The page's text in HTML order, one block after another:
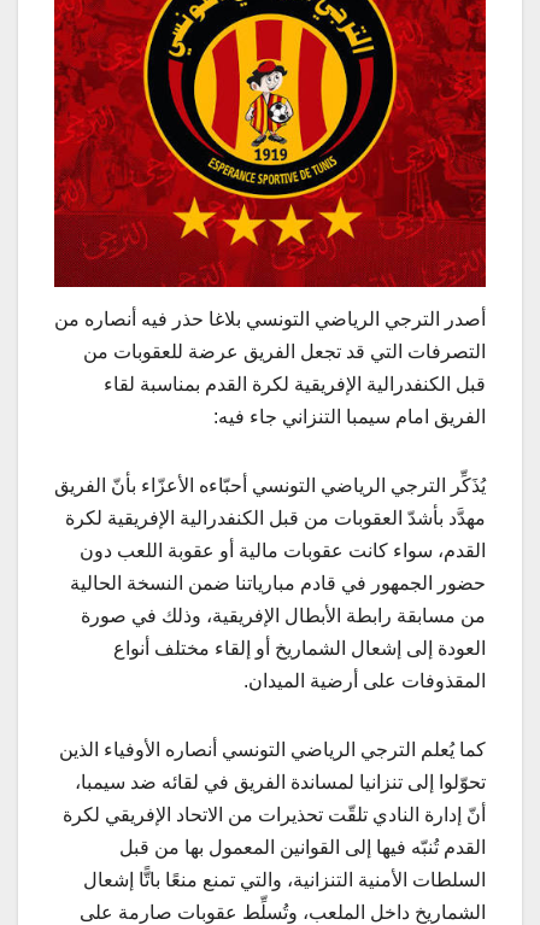
أصدر الترجي الرياضي التونسي بلاغا حذر فيه أنصاره من
التصرفات التي قد تجعل الفريق عرضة للعقوبات من
قبل الكنفدرالية الإفريقية لكرة القدم بمناسبة لقاء
الفريق امام سيمبا التنزاني جاء فيه:
يُذَكِّر الترجي الرياضي التونسي أحبّاءه الأعزّاء بأنّ الفريق
مهدَّد بأشدّ العقوبات من قبل الكنفدرالية الإفريقية لكرة
القدم، سواء كانت عقوبات مالية أو عقوبة اللعب دون
حضور الجمهور في قادم مبارياتنا ضمن النسخة الحالية
من مسابقة رابطة الأبطال الإفريقية، وذلك في صورة
العودة إلى إشعال الشماريخ أو إلقاء مختلف أنواع
المقذوفات على أرضية الميدان.
كما يُعلم الترجي الرياضي التونسي أنصاره الأوفياء الذين
تحوّلوا إلى تنزانيا لمساندة الفريق في لقائه ضد سيمبا،
أنّ إدارة النادي تلقّت تحذيرات من الاتحاد الإفريقي لكرة
القدم تُنبّه فيها إلى القوانين المعمول بها من قبل
السلطات الأمنية التنزانية، والتي تمنع منعًا باتًّا إشعال
الشماريخ داخل الملعب، وتُسلِّط عقوبات صارمة على